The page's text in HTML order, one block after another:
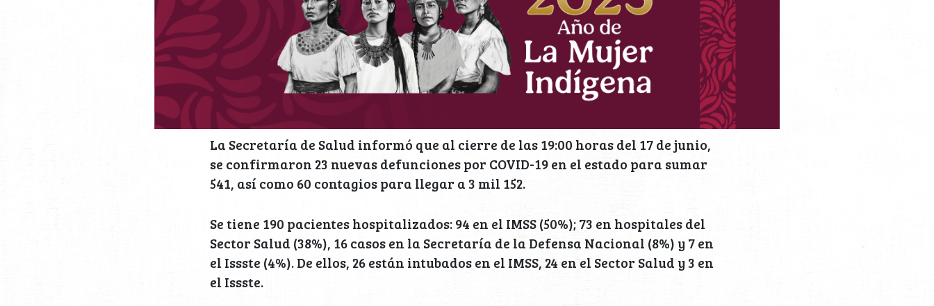
La Secretaría de Salud informó que al cierre de las 19:00 horas del 17 de junio,
se confirmaron 23 nuevas defunciones por COVID-19 en el estado para sumar
541, así como 60 contagios para llegar a 3 mil 152.
Se tiene 190 pacientes hospitalizados: 94 en el IMSS (50%); 73 en hospitales del
Sector Salud (38%), 16 casos en la Secretaría de la Defensa Nacional (8%) y 7 en
el Issste (4%). De ellos, 26 están intubados en el IMSS, 24 en el Sector Salud y 3 en
el Issste.